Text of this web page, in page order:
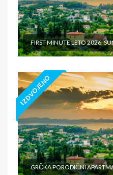
FIRST MINUTE LETO 2026,
IZDVOJENO
GRČKA PORODIČNI